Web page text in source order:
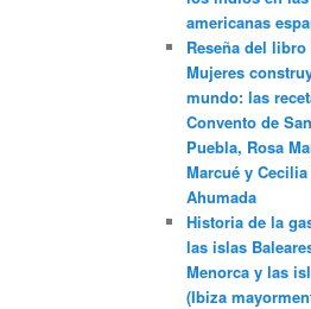
americanas
Reseña del
Mujeres
mundo: las
Convento de
Puebla, Rosa
Marcué y
Ahumada
Historia de la
las islas
Menorca y las
(Ibiza